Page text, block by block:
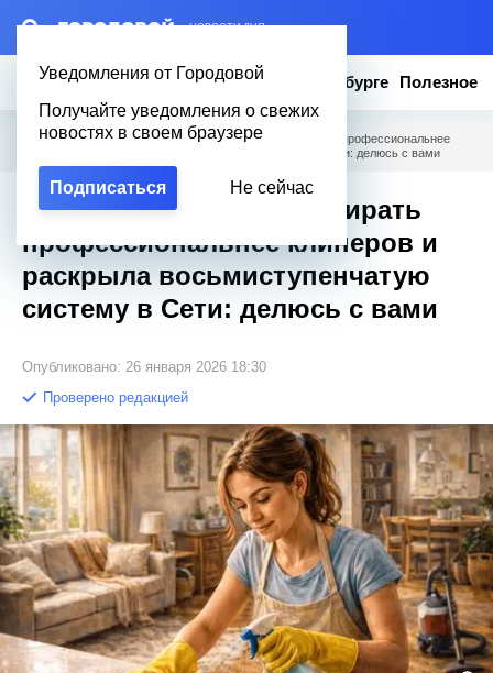
– НОВОСТИ ДНЯ
Уведомления от Городовой
Получайте уведомления о свежих
новостях в своем браузере
Подписаться Не сейчас
Новости Эксклюзив Вопросы о Петербурге Полезное
Городовой Полезное / Россиянка научилась убирать профессиональнее
клинеров и раскрыла восьмиступенчатую систему в Сети: делюсь с вами
Россиянка научилась убирать
профессиональнее клинеров и
раскрыла восьмиступенчатую
систему в Сети: делюсь с вами
Опубликовано: 26 января 2026 18:30
Проверено редакцией